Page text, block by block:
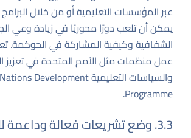
عبر المؤسسات التعليمية أو من خلال
يمكن أن تلعب دورًا محوريًا في زيادة وعي
الشفافية وكيفية المشاركة في الحوكمة.
عمل منظمات مثل الأمم المتحدة في تعزيز
والسياسات التعليميةDevelopment
Programme
.
3.3. وضع تشريعات فعالة وداعمة للشفافية